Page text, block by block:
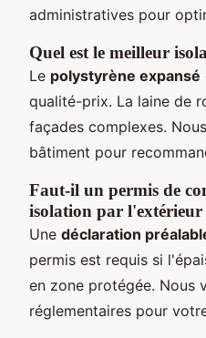
administratives pour
Quel est le meilleur
Le polystyrène expansé
qualité-prix. La laine de
façades complexes.
bâtiment pour
Faut-il un permis de
isolation par l'extérieur
Une déclaration
permis est requis si
en zone protégée. Nous
réglementaires pour